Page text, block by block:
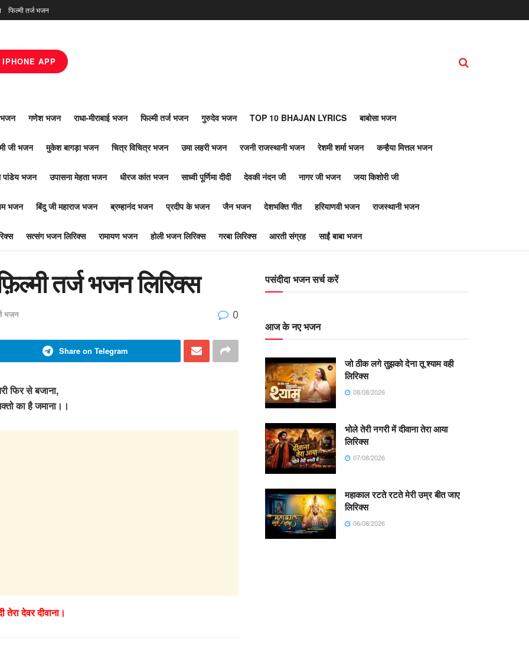
फिल्मी तर्ज भजन
IPHONE APP
भजन गणेश भजन राधा-मीराबाई भजन फिल्मी तर्ज भजन गुरुदेव भजन TOP 10 BHAJAN LYRICS बाबोसा भजन
जी भजन मुकेश बागड़ा भजन चित्र विचित्र भजन उमा लहरी भजन रजनी राजस्थानी भजन रेशमी शर्मा भजन कन्हैया मित्तल भजन
पांडेय भजन उपासना मेहता भजन धीरज कांत भजन साध्वी पूर्णिमा दीदी देवकी नंदन जी नागर जी भजन जया किशोरी जी
भजन बिंदु जी महाराज भजन ब्रम्हानंद भजन प्रदीप के भजन जैन भजन देशभक्ति गीत हरियाणवी भजन राजस्थानी भजन
सत्संग भजन लिरिक्स रामायण भजन होली भजन लिरिक्स गरबा लिरिक्स आरती संग्रह साईं बाबा भजन
तर्ज भजन लिरिक्स
भजन 0
Share on Telegram
फिर से बजाना,
का है जमाना।।
तेरा देवर दीवाना।
पसंदीदा भजन सर्च करें
आज के नए भजन
जो ठीक लगे तुझको देना तू श्याम वही
लिरिक्स
08/08/2026
भोले तेरी नगरी में दीवाना तेरा आया
लिरिक्स
07/08/2026
महाकाल रटते रटते मेरी उम्र बीत जाए
लिरिक्स
06/08/2026